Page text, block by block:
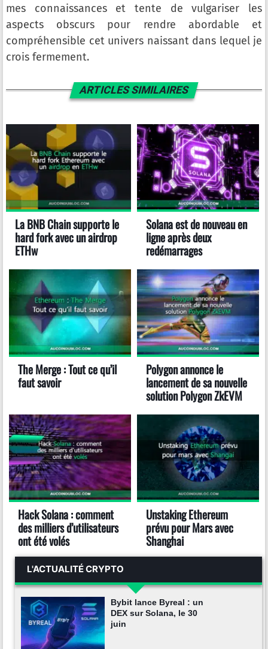
mes connaissances et tente de vulgariser les
aspects obscurs pour rendre abordable et
compréhensible cet univers naissant dans lequel je
crois fermement.
ARTICLES SIMILAIRES
La BNB Chain supporte le
hard fork avec un airdrop
ETHw
Solana est de nouveau en
ligne après deux
redémarrages
The Merge : Tout ce qu’il
faut savoir
Polygon annonce le
lancement de sa nouvelle
solution Polygon ZkEVM
Hack Solana : comment
des milliers d’utilisateurs
ont été volés
Unstaking Ethereum
prévu pour Mars avec
Shanghai
L'ACTUALITÉ CRYPTO
Bybit lance Byreal : un
DEX sur Solana, le 30
juin